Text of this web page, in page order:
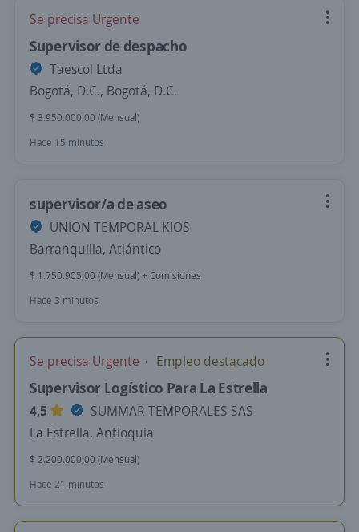
Se precisa Urgente
Supervisor de despacho
Taescol Ltda
Bogotá, D.C., Bogotá, D.C.
$ 3.950.000,00 (Mensual)
Hace 15 minutos
supervisor/a de aseo
UNION TEMPORAL KIOS
Barranquilla, Atlántico
$ 1.750.905,00 (Mensual) + Comisiones
Hace 3 minutos
Se precisa Urgente Empleo destacado
Supervisor Logístico Para La Estrella
4,5
SUMMAR TEMPORALES SAS
La Estrella, Antioquia
$ 2.200.000,00 (Mensual)
Hace 21 minutos